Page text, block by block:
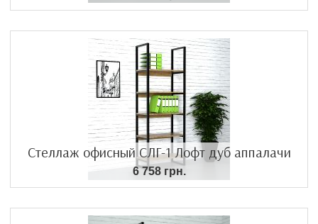
Стеллаж офисный СЛГ-1 Лофт дуб аппалачи
6 758 грн.